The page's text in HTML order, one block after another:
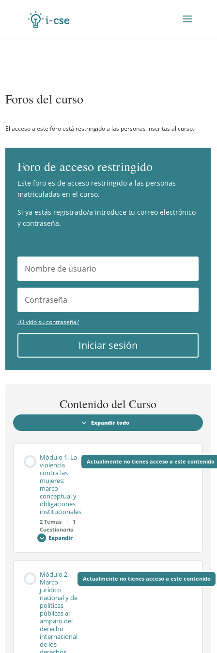
Foros del curso
El acceso a este foro está restringido a las personas inscritas al curso.
Foro de acceso restringido
Este foro es de acceso restringido a las personas
matriculadas en el curso.
Si ya estás registrado/a introduce tu correo electrónico
y contraseña.
¿Olvidó su contraseña?
Iniciar sesión
Contenido del Curso
Expandir todo
Módulos
Módulo 1. La
violencia
contra las
mujeres:
marco
conceptual y
obligaciones
institucionales
2 Temas
1
Cuestionario
Actualmente no tienes acceso a este contenido
Expandir
Módulo
La
violencia
las
mujeres:
marco
conceptual
y
obligaciones
institucionales
0% COMPLETADO 0/2 pasos
Sesión síncrona 1.1
Sesión síncrona 1.2
Módulo 2.
Marco
jurídico
nacional y de
políticas
públicas al
amparo del
derecho
internacional
de los
Actualmente no tienes acceso a este contenido